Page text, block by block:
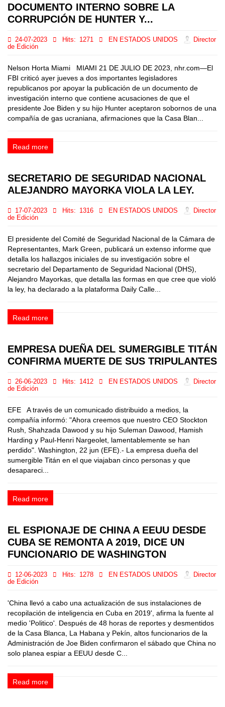
DOCUMENTO INTERNO SOBRE LA
CORRUPCIÓN DE HUNTER Y...
24-07-2023 Hits: 1271 EN ESTADOS UNIDOS
Director
de Edición
Nelson Horta Miami MIAMI 21 DE JULIO DE 2023, nhr.com—El
FBI criticó ayer jueves a dos importantes legisladores
republicanos por apoyar la publicación de un documento de
investigación interno que contiene acusaciones de que el
presidente Joe Biden y su hijo Hunter aceptaron sobornos de una
compañía de gas ucraniana, afirmaciones que la Casa Blan...
Read more
SECRETARIO DE SEGURIDAD NACIONAL
ALEJANDRO MAYORKA VIOLA LA LEY.
17-07-2023 Hits: 1316 EN ESTADOS UNIDOS
Director
de Edición
El presidente del Comité de Seguridad Nacional de la Cámara de
Representantes, Mark Green, publicará un extenso informe que
detalla los hallazgos iniciales de su investigación sobre el
secretario del Departamento de Seguridad Nacional (DHS),
Alejandro Mayorkas, que detalla las formas en que cree que violó
la ley, ha declarado a la plataforma Daily Calle...
Read more
EMPRESA DUEÑA DEL SUMERGIBLE TITÁN
CONFIRMA MUERTE DE SUS TRIPULANTES
26-06-2023 Hits: 1412 EN ESTADOS UNIDOS
Director
de Edición
EFE A través de un comunicado distribuido a medios, la
compañía informó: "Ahora creemos que nuestro CEO Stockton
Rush, Shahzada Dawood y su hijo Suleman Dawood, Hamish
Harding y Paul-Henri Nargeolet, lamentablemente se han
perdido". Washington, 22 jun (EFE).- La empresa dueña del
sumergible Titán en el que viajaban cinco personas y que
desapareci...
Read more
EL ESPIONAJE DE CHINA A EEUU DESDE
CUBA SE REMONTA A 2019, DICE UN
FUNCIONARIO DE WASHINGTON
12-06-2023 Hits: 1278 EN ESTADOS UNIDOS
Director
de Edición
'China llevó a cabo una actualización de sus instalaciones de
recopilación de inteligencia en Cuba en 2019', afirma la fuente al
medio 'Politico'. Después de 48 horas de reportes y desmentidos
de la Casa Blanca, La Habana y Pekín, altos funcionarios de la
Administración de Joe Biden confirmaron el sábado que China no
solo planea espiar a EEUU desde C...
Read more